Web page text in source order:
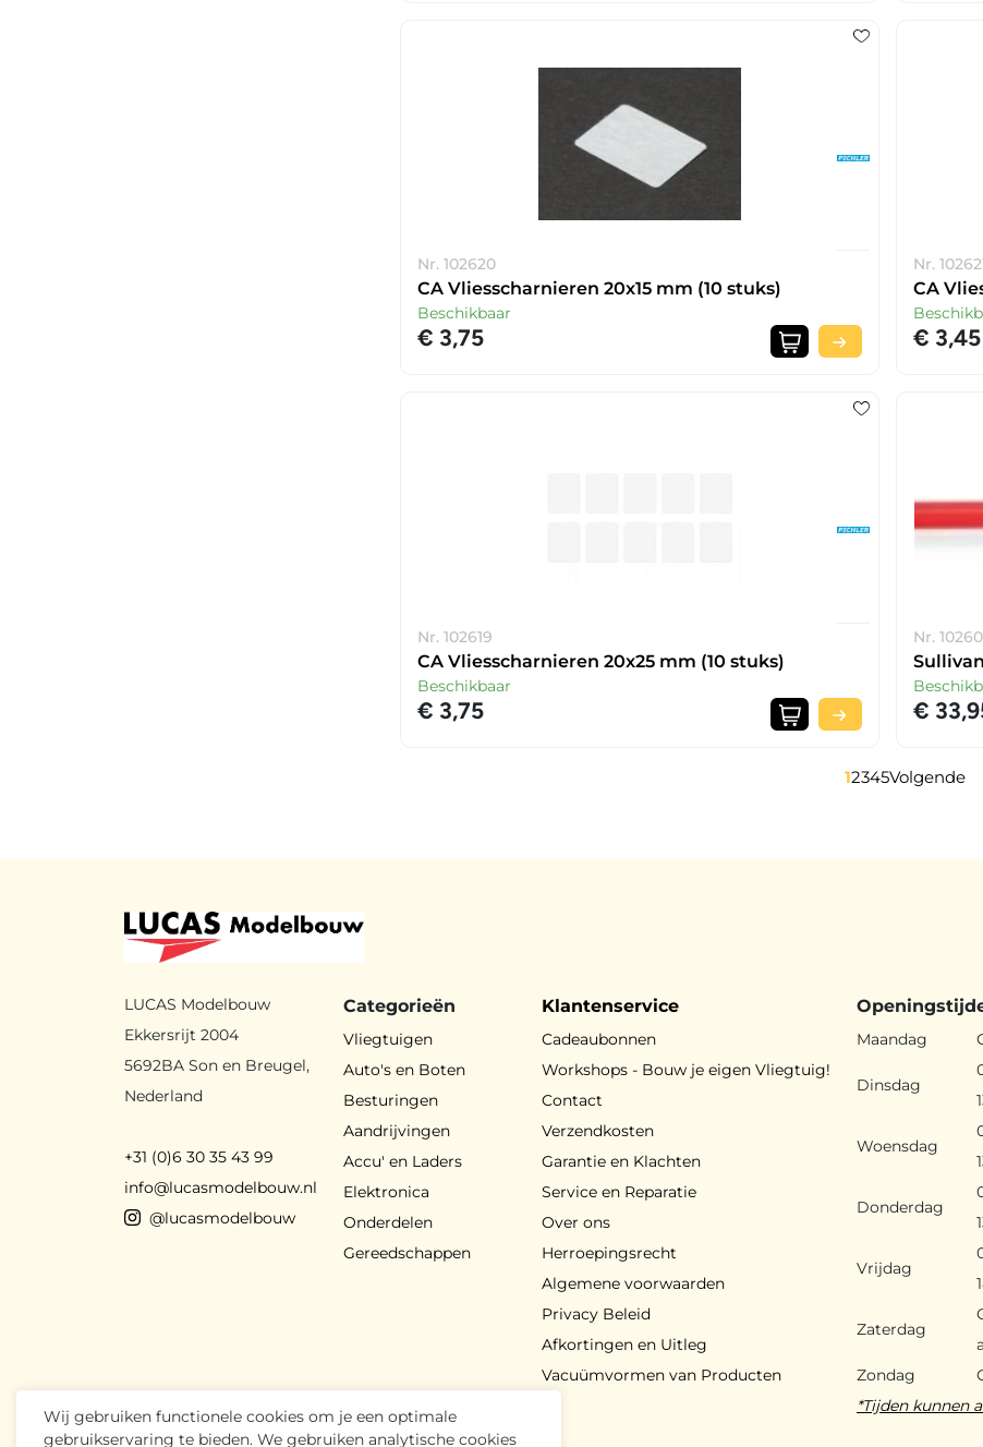
Wij gebruiken functionele cookies om je een optimale
gebruikservaring te bieden. We gebruiken analytische cookies
Nr. 102620
CA Vliesscharnieren 20x15 mm (10 stuks)
Beschikbaar
€ 3,75
Nr.
CA
€ 3,45
Nr. 102619
CA Vliesscharnieren 20x25 mm (10 stuks)
Beschikbaar
€ 3,75
Nr.
€
12345Volgende
LUCAS Modelbouw
Ekkersrijt 2004
5692BA Son en Breugel,
Nederland
+31 (0)6 30 35 43 99
info@lucasmodelbouw.nl
@lucasmodelbouw
Categorieën
Vliegtuigen
Auto's en Boten
Besturingen
Aandrijvingen
Accu' en Laders
Elektronica
Onderdelen
Gereedschappen
Klantenservice
Cadeaubonnen
Workshops - Bouw je eigen Vliegtuig!
Contact
Verzendkosten
Garantie en Klachten
Service en Reparatie
Over ons
Herroepingsrecht
Algemene voorwaarden
Privacy Beleid
Afkortingen en Uitleg
Vacuümvormen van Producten
Maandag
Dinsdag
Woensdag
Donderdag
Vrijdag
Zaterdag
Zondag
*Tijden kunnen